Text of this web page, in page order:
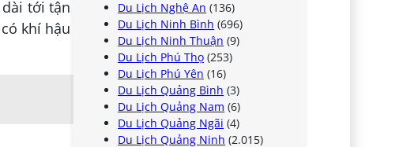
tới tận
khí hậu
Du Lịch Nghệ An (136)
Du Lịch Ninh Bình (696)
Du Lịch Ninh Thuận (9)
Du Lịch Phú Thọ (253)
Du Lịch Phú Yên (16)
Du Lịch Quảng Bình (3)
Du Lịch Quảng Nam (6)
Du Lịch Quảng Ngãi (4)
Du Lịch Quảng Ninh (2.015)